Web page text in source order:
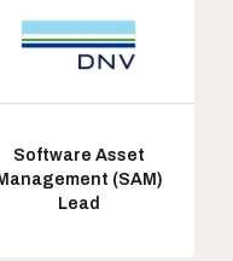
Software Asset
(SAM)
Lead